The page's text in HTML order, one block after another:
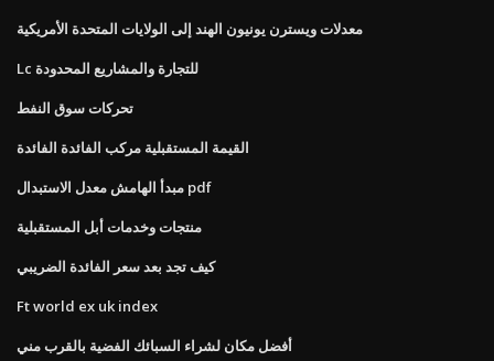
معدلات ويسترن يونيون الهند إلى الولايات المتحدة الأمريكية
Lc للتجارة والمشاريع المحدودة
تحركات سوق النفط
القيمة المستقبلية مركب الفائدة الفائدة
مبدأ الهامش معدل الاستبدال pdf
منتجات وخدمات أبل المستقبلية
كيف تجد بعد سعر الفائدة الضريبي
Ft world ex uk index
أفضل مكان لشراء السبائك الفضية بالقرب مني